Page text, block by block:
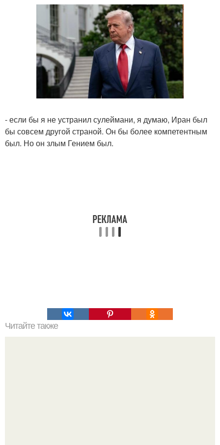
- если бы я не устранил сулеймани, я думаю, Иран был
бы совсем другой страной. Он бы более компетентным
был. Но он злым Гением был.
Читайте также